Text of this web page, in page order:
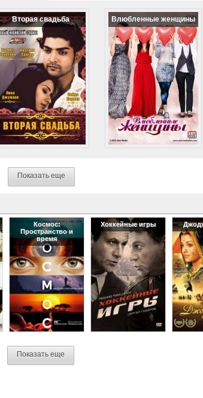
Вторая свадьба Влюбленные женщины
Показать еще
Космос:
Пространство и
время
Хоккейные игры
Показать еще